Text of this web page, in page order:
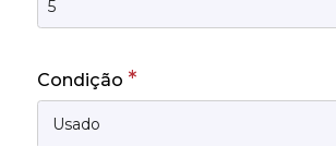
Condição *